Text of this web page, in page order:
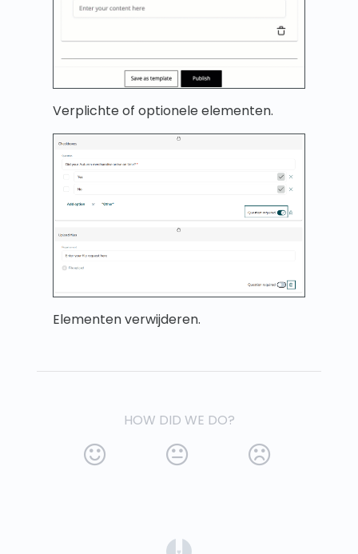
Verplichte of optionele elementen.
Elementen verwijderen.
HOW DID WE DO?